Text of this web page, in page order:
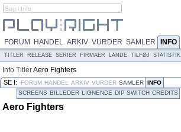
FORUM HANDEL ARKIV VURDER SAMLER INFO
TITLER RELEASE SERIER FIRMAER LANDE TILFØJ STATISTIK
Info TitlerAero Fighters
SE I: FORUM HANDEL ARKIV VURDER SAMLER INFO
SCREENS BILLEDER LIGNENDE DIP SWITCH CREDITS
Aero Fighters